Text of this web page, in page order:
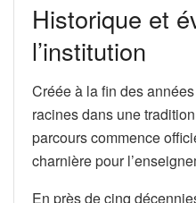
Historique et
l’institution
Créée à la fin des
racines dans une
parcours commence
charnière pour
En près de cinq